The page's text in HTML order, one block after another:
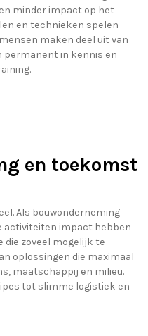
minder impact op het
en technieken spelen
maken deel uit van
permanent in kennis en
en toekomst
Als bouwonderneming
activiteiten impact hebben
die zoveel mogelijk te
oplossingen die maximaal
maatschappij en milieu.
tot slimme logistiek en